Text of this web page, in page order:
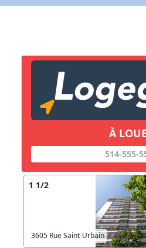
À
514-555-
1 1/2
3605 Rue Saint-Urbain
Lien vers inscription (sera
Copier lien
X